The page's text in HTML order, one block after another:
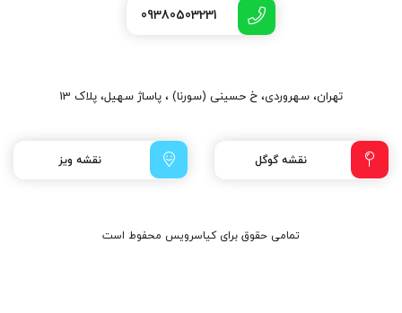
09380503231
تهران، سهروردی، خ حسینی (سورنا) ، پاساژ سهیل، پلاک 13
نقشه گوگل نقشه ویز
تمامی حقوق برای کیاسرویس محفوط است